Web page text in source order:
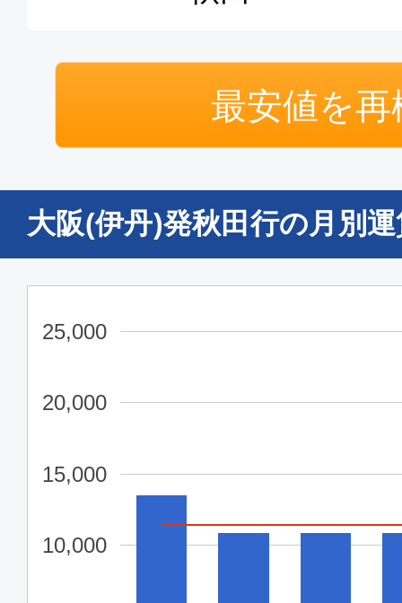
12:20
普通席
大阪(伊丹)
秋田
ANA1651
大阪(伊丹)
08:00
秋田
ANA1653
エコノミー
12:35
最安値を再
大阪(伊丹)発秋田行の月別
10,000
15,000
20,000
25,000